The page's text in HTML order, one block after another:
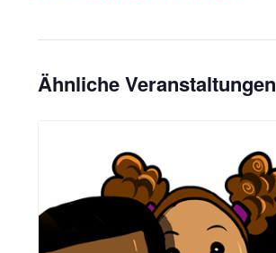
Ähnliche Veranstaltungen